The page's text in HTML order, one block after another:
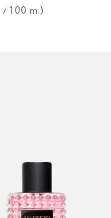
/ 100 ml)